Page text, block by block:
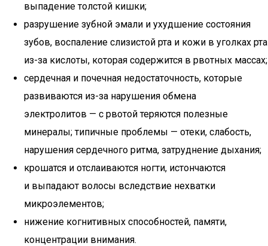
выпадение толстой кишки;
разрушение зубной эмали и ухудшение состояния
зубов, воспаление слизистой рта и кожи в уголках рта
из-за кислоты, которая содержится в рвотных массах;
сердечная и почечная недостаточность, которые
развиваются из-за нарушения обмена
электролитов — с рвотой теряются полезные
минералы; типичные проблемы — отеки, слабость,
нарушения сердечного ритма, затруднение дыхания;
крошатся и отслаиваются ногти, истончаются
и выпадают волосы вследствие нехватки
микроэлементов;
нижение когнитивных способностей, памяти,
концентрации внимания.